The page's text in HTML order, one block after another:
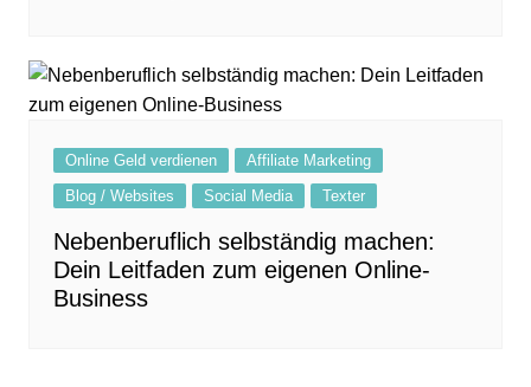
Online Geld verdienen
Affiliate Marketing
Blog / Websites
Social Media Texter
Nebenberuflich selbständig machen:
Dein Leitfaden zum eigenen Online-
Business